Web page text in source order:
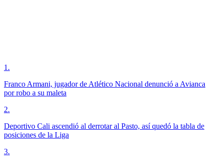
1 .
Franco Armani, jugador de Atlético Nacional denunció a Avianca
por robo a su maleta
2.
Deportivo Cali ascendió al derrotar al Pasto, así quedó la tabla de
posiciones de la Liga
3.